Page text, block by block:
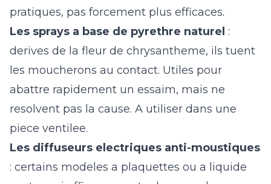
pratiques, pas forcement plus efficaces.
Les sprays a base de pyrethre naturel :
derives de la fleur de chrysantheme, ils tuent
les moucherons au contact. Utiles pour
abattre rapidement un essaim, mais ne
resolvent pas la cause. A utiliser dans une
piece ventilee.
Les diffuseurs electriques anti-moustiques
: certains modeles a plaquettes ou a liquide